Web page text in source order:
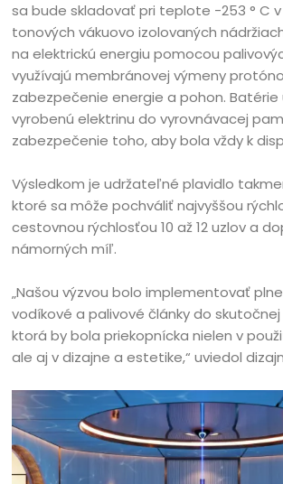
sa bude skladovať pri teplote -253 ° C
tonových vákuovo izolovaných
na elektrickú energiu pomocou
využívajú membránovej výmeny
zabezpečenie energie a pohon. Batérie
vyrobenú elektrinu do vyrovnávacej
zabezpečenie toho, aby bola vždy k
Výsledkom je udržateľné plavidlo
ktoré sa môže pochváliť najvyššou
cestovnou rýchlosťou 10 až 12 uzlov a
námorných míľ.
„Našou výzvou bolo implementovať
vodíkové a palivové články do
ktorá by bola priekopnícka nielen v
ale aj v dizajne a estetike,“ uviedol